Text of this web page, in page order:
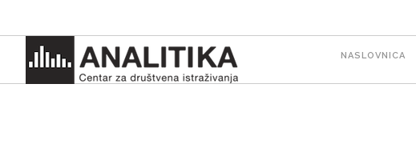
main
content
Main
NASLOVNICA